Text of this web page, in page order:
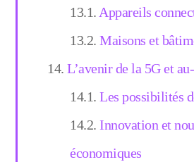
Appareils
Maisons et
L’avenir de la 5G et
Les possibilités
Innovation et
économiques